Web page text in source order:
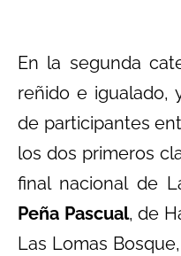
En la segunda
reñido e igualado,
de participantes
los dos primeros
final nacional de
Peña Pascual, de
Las Lomas